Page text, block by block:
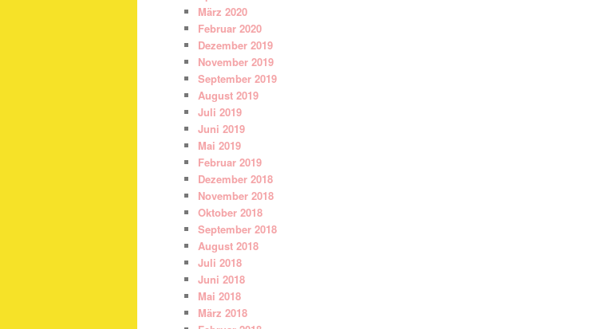
März 2020
Februar 2020
Dezember 2019
November 2019
September 2019
August 2019
Juli 2019
Juni 2019
Mai 2019
Februar 2019
Dezember 2018
November 2018
Oktober 2018
September 2018
August 2018
Juli 2018
Juni 2018
Mai 2018
März 2018